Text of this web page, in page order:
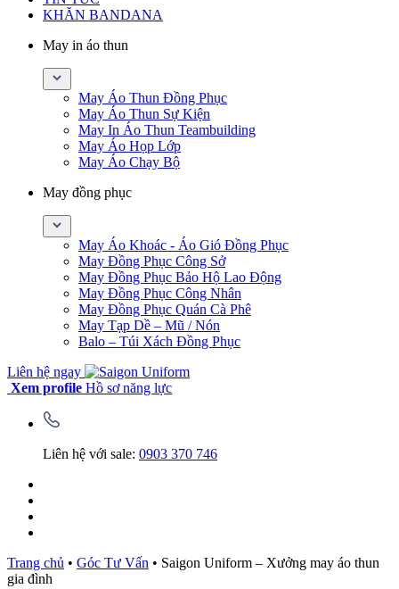
KHĂN BANDANA
May in áo thun
May Áo Thun Đồng Phục
May Áo Thun Sự Kiện
May In Áo Thun Teambuilding
May Áo Họp Lớp
May Áo Chạy Bộ
May đồng phục
May Áo Khoác - Áo Gió Đồng Phục
May Đồng Phục Công Sở
May Đồng Phục Bảo Hộ Lao Động
May Đồng Phục Công Nhân
May Đồng Phục Quán Cà Phê
May Tạp Dề – Mũ / Nón
Balo – Túi Xách Đồng Phục
Liên hệ ngay
Xem profile Hồ sơ năng lực
Liên hệ với sale: 0903 370 746
Trang chủ • Góc Tư Vấn • Saigon Uniform – Xưởng may áo thun
gia đình